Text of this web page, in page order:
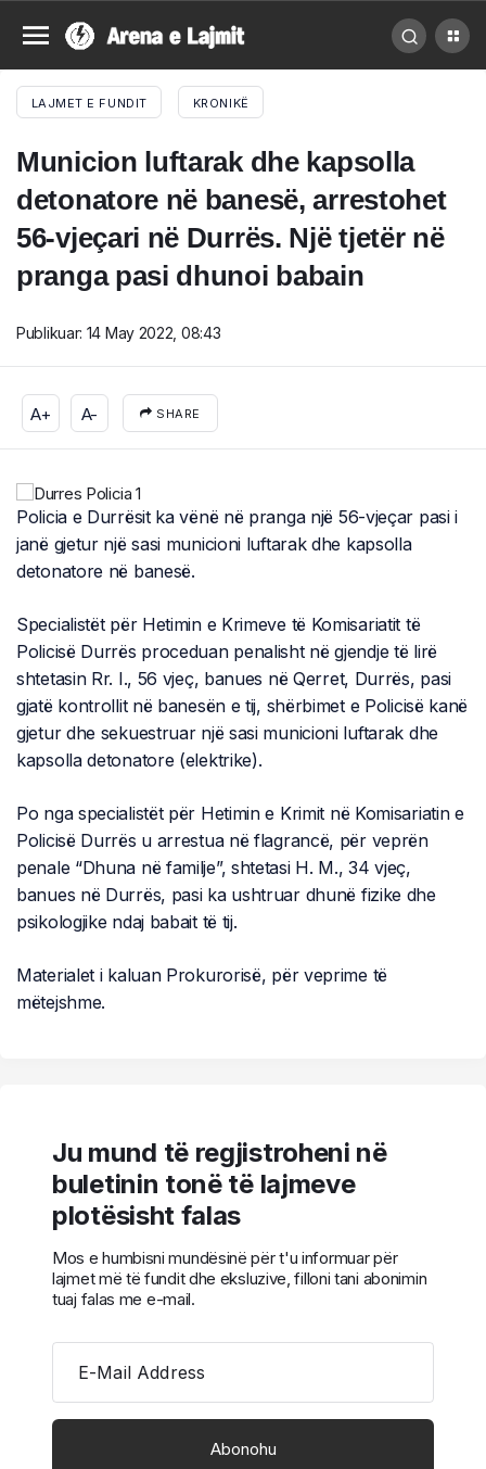
LAJMET E FUNDIT KRONIKË
Municion luftarak dhe kapsolla
detonatore në banesë, arrestohet
56-vjeçari në Durrës. Një tjetër në
pranga pasi dhunoi babain
Publikuar: 14 May 2022, 08:43
A+ A- SHARE
Policia e Durrësit ka vënë në pranga një 56-vjeçar pasi i
janë gjetur një sasi municioni luftarak dhe kapsolla
detonatore në banesë.
Specialistët për Hetimin e Krimeve të Komisariatit të
Policisë Durrës proceduan penalisht në gjendje të lirë
shtetasin Rr. I., 56 vjeç, banues në Qerret, Durrës, pasi
gjatë kontrollit në banesën e tij, shërbimet e Policisë kanë
gjetur dhe sekuestruar një sasi municioni luftarak dhe
kapsolla detonatore (elektrike).
Po nga specialistët për Hetimin e Krimit në Komisariatin e
Policisë Durrës u arrestua në flagrancë, për veprën
penale “Dhuna në familje”, shtetasi H. M., 34 vjeç,
banues në Durrës, pasi ka ushtruar dhunë fizike dhe
psikologjike ndaj babait të tij.
Materialet i kaluan Prokurorisë, për veprime të
mëtejshme.
Ju mund të regjistroheni në
buletinin tonë të lajmeve
plotësisht falas
Mos e humbisni mundësinë për t'u informuar për
lajmet më të fundit dhe eksluzive, filloni tani abonimin
tuaj falas me e-mail.
E-Mail Address